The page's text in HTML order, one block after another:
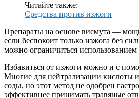
Читайте также:
Средства против изжоги
Препараты на основе висмута —
если беспокоит только изжога без
можно ограничиться
Избавиться от изжоги можно и с
Многие для нейтрализации кислоты
соды, но этот метод не одобрен
эффективнее принимать травяные